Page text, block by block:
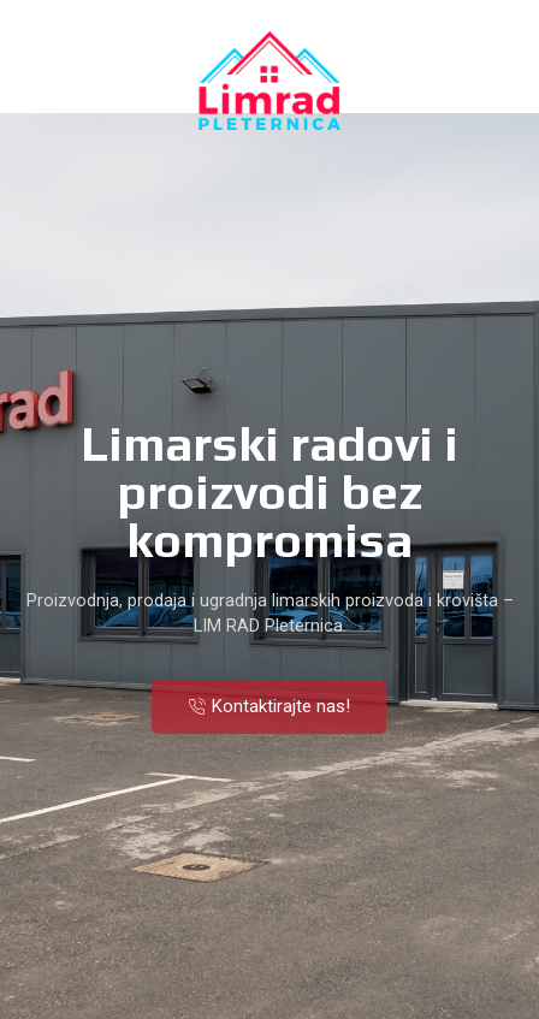
Limarski radovi i
proizvodi bez
kompromisa
Proizvodnja, prodaja i ugradnja limarskih proizvoda i krovišta –
LIM RAD Pleternica.
Kontaktirajte nas!